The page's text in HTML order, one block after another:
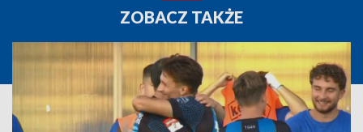
ZOBACZ TAKŻE